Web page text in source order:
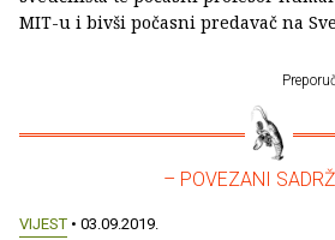
MIT-u i bivši počasni predavač na
– POVEZANI
VIJEST • 03.09.2019.